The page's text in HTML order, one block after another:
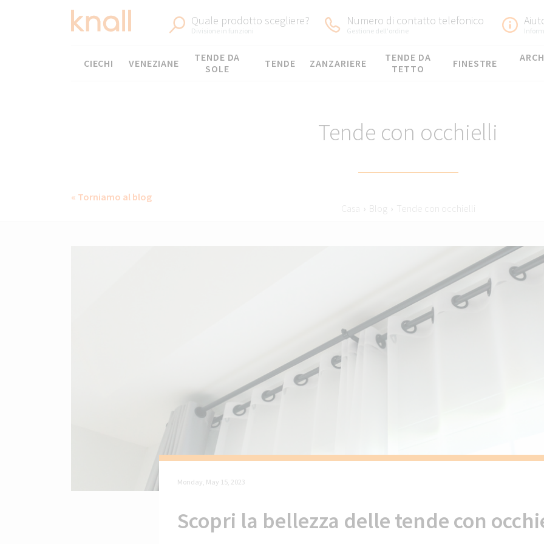
Quale prodotto scegliere?
Divisione in funzioni
Numero di contatto telefonico
Gestione dell'ordine
Menù
CIECHI VENEZIANE
TENDE DA
SOLE
TENDE ZANZARIERE
TENDE DA
TETTO
FINESTRE
Tende con occhielli
« Torniamo al blog
Casa › Blog › Tende con occhielli
Monday, May 15, 2023
Scopri la bellezza delle tende con